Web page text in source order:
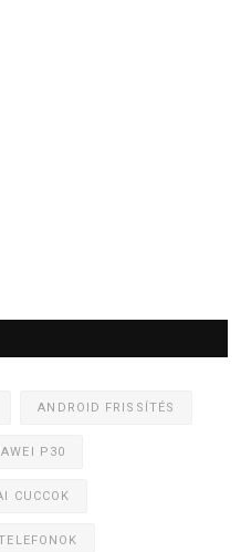
ANDROID FRISSÍTÉS
P30
CUCCOK